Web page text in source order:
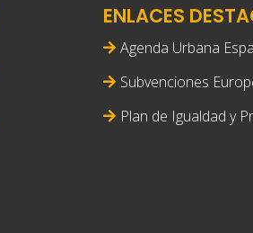
ENLACES
Agenda Urbana
Subvenciones
Plan de Igualdad y